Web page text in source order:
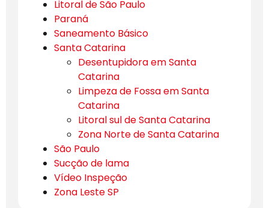
Litoral de São Paulo
Paraná
Saneamento Básico
Santa Catarina
Desentupidora em Santa
Catarina
Limpeza de Fossa em Santa
Catarina
Litoral sul de Santa Catarina
Zona Norte de Santa Catarina
São Paulo
Sucção de lama
Vídeo Inspeção
Zona Leste SP